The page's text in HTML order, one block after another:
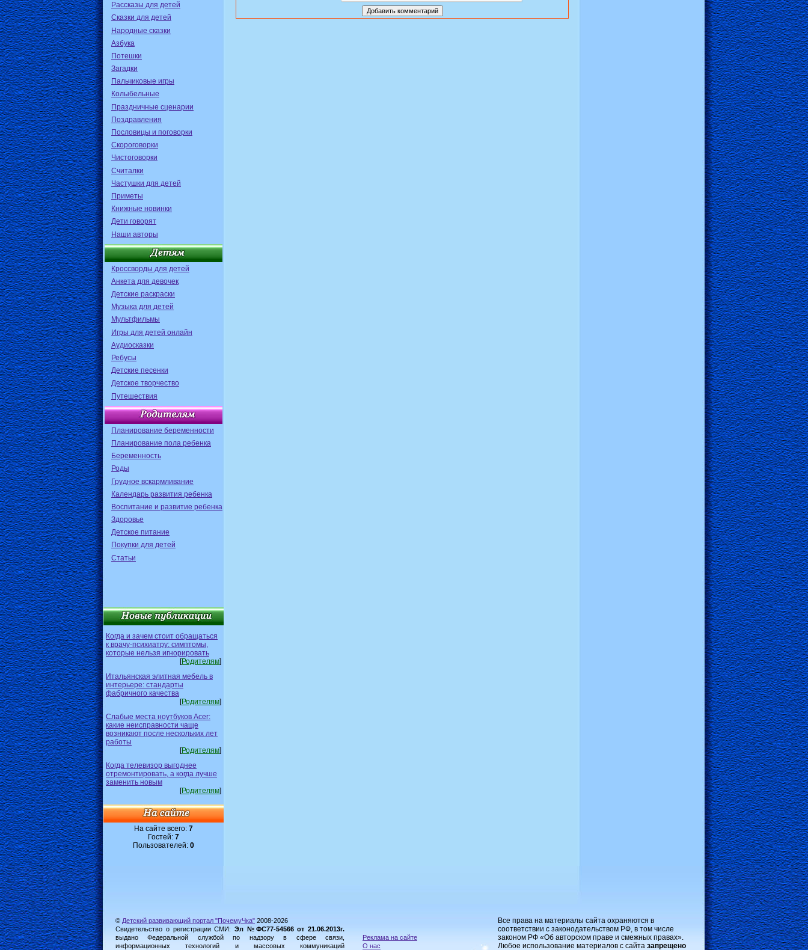
Рассказы для детей
Сказки для детей
Народные сказки
Азбука
Потешки
Загадки
Пальчиковые игры
Колыбельные
Праздничные сценарии
Поздравления
Пословицы и поговорки
Скороговорки
Чистоговорки
Считалки
Частушки для детей
Приметы
Книжные новинки
Дети говорят
Наши авторы
Кроссворды для детей
Анкета для девочек
Детские раскраски
Музыка для детей
Мультфильмы
Игры для детей онлайн
Аудиосказки
Ребусы
Детские песенки
Детское творчество
Путешествия
Планирование беременности
Планирование пола ребенка
Беременность
Роды
Грудное вскармливание
Календарь развития ребенка
Воспитание и развитие ребенка
Здоровье
Детское питание
Покупки для детей
Статьи
Когда и зачем стоит обращаться
к врачу-психиатру: симптомы,
которые нельзя игнорировать
[Родителям]
Итальянская элитная мебель в
интерьере: стандарты
фабричного качества
[Родителям]
Слабые места ноутбуков Acer:
какие неисправности чаще
возникают после нескольких лет
работы
[Родителям]
Когда телевизор выгоднее
отремонтировать, а когда лучше
заменить новым
[Родителям]
На сайте всего: 7
Гостей: 7
Пользователей: 0
© Детский развивающий портал "ПочемуЧка" 2008-2026
Свидетельство о регистрации СМИ: Эл №ФС77-54566 от 21.06.2013г.
выдано Федеральной службой по надзору в сфере связи,
информационных технологий и массовых коммуникаций
Реклама на сайте
О нас
Все права на материалы сайта охраняются в
соответствии с законодательством РФ, в том числе
законом РФ «Об авторском праве и смежных правах».
Любое использование материалов с сайта запрещено